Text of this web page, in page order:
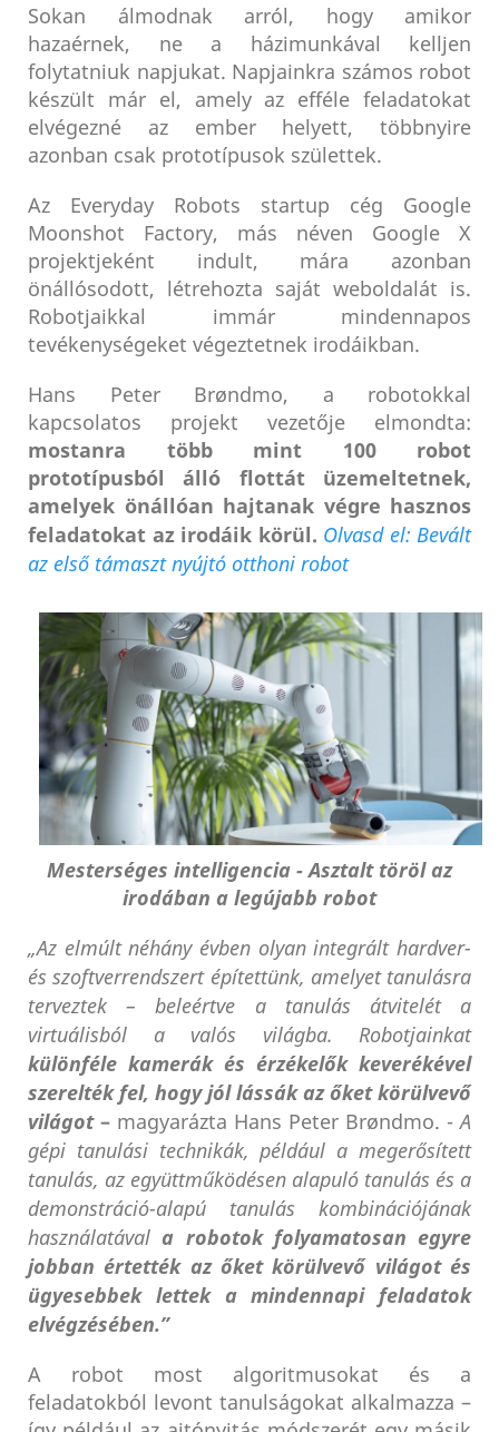
Sokan álmodnak arról, hogy amikor
hazaérnek, ne a házimunkával kelljen
folytatniuk napjukat. Napjainkra számos robot
készült már el, amely az efféle feladatokat
elvégezné az ember helyett, többnyire
azonban csak prototípusok születtek.
Az Everyday Robots startup cég Google
Moonshot Factory, más néven Google X
projektjeként indult, mára azonban
önállósodott, létrehozta saját weboldalát is.
Robotjaikkal immár mindennapos
tevékenységeket végeztetnek irodáikban.
Hans Peter Brøndmo, a robotokkal
kapcsolatos projekt vezetője elmondta:
mostanra több mint 100 robot
prototípusból álló flottát üzemeltetnek,
amelyek önállóan hajtanak végre hasznos
feladatokat az irodáik körül. Olvasd el: Bevált
az első támaszt nyújtó otthoni robot
Mesterséges intelligencia - Asztalt töröl az
irodában a legújabb robot
„Az elmúlt néhány évben olyan integrált hardver-
és szoftverrendszert építettünk, amelyet tanulásra
terveztek – beleértve a tanulás átvitelét a
virtuálisból a valós világba. Robotjainkat
különféle kamerák és érzékelők keverékével
szerelték fel, hogy jól lássák az őket körülvevő
világot– magyarázta Hans Peter Brøndmo. -A
gépi tanulási technikák, például a megerősített
tanulás, az együttműködésen alapuló tanulás és a
demonstráció-alapú tanulás kombinációjának
használatávala robotok folyamatosan egyre
jobban értették az őket körülvevő világot és
ügyesebbek lettek a mindennapi feladatok
elvégzésében.”
A robot most algoritmusokat és a
feladatokból levont tanulságokat alkalmazza –